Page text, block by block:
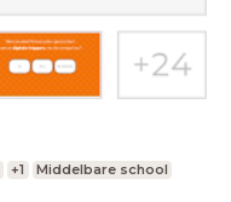
+1
Middelbare school